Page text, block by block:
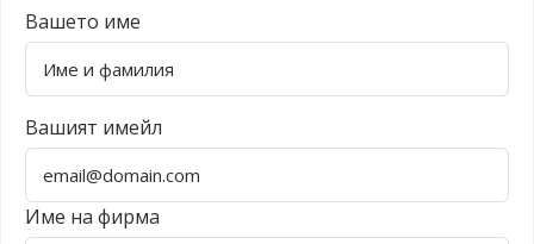
Вашето име
Вашият имейл
Име на фирма